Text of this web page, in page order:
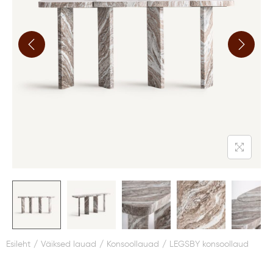
Esileht / Väiksed lauad / Konsoollauad / LEGSBY konsoollaud